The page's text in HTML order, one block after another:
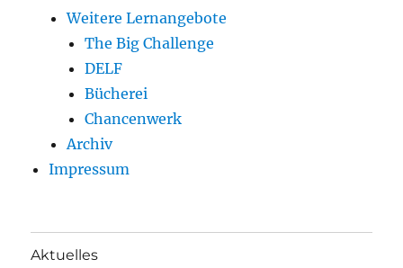
Weitere Lernangebote
The Big Challenge
DELF
Bücherei
Chancenwerk
Archiv
Impressum
Aktuelles